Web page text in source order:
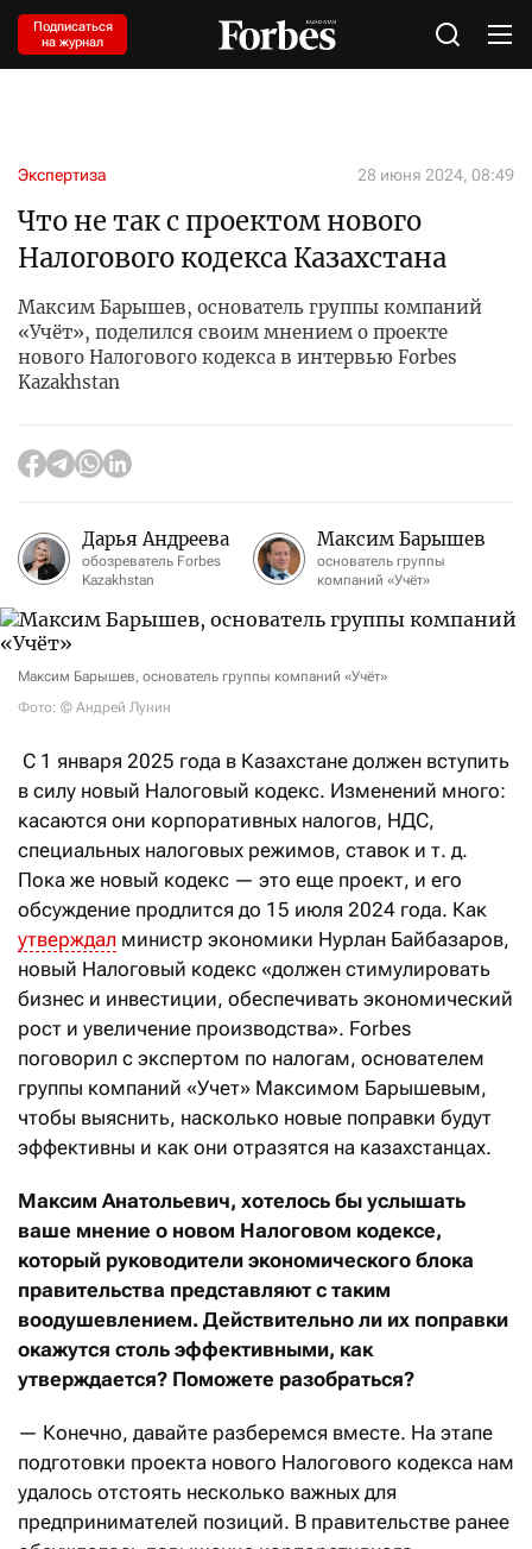
Подписаться
на журнал
Экспертиза 28 июня 2024, 08:49
Что не так с проектом нового
Налогового кодекса Казахстана
Максим Барышев, основатель группы компаний
«Учёт», поделился своим мнением о проекте
нового Налогового кодекса в интервью Forbes
Kazakhstan
Дарья Андреева
обозреватель Forbes
Kazakhstan
Максим Барышев
основатель группы
компаний «Учёт»
Максим Барышев, основатель группы компаний «Учёт»
Фото: © Андрей Лунин
С 1 января 2025 года в Казахстане должен вступить
в силу новый Налоговый кодекс. Изменений много:
касаются они корпоративных налогов, НДС,
специальных налоговых режимов, ставок и т. д.
Пока же новый кодекс — это еще проект, и его
обсуждение продлится до 15 июля 2024 года. Как
утверждал министр экономики Нурлан Байбазаров,
новый Налоговый кодекс «должен стимулировать
бизнес и инвестиции, обеспечивать экономический
рост и увеличение производства». Forbes
поговорил с экспертом по налогам, основателем
группы компаний «Учет» Максимом Барышевым,
чтобы выяснить, насколько новые поправки будут
эффективны и как они отразятся на казахстанцах.
Максим Анатольевич, хотелось бы услышать
ваше мнение о новом Налоговом кодексе,
который руководители экономического блока
правительства представляют с таким
воодушевлением. Действительно ли их поправки
окажутся столь эффективными, как
утверждается? Поможете разобраться?
— Конечно, давайте разберемся вместе. На этапе
подготовки проекта нового Налогового кодекса нам
удалось отстоять несколько важных для
предпринимателей позиций. В правительстве ранее